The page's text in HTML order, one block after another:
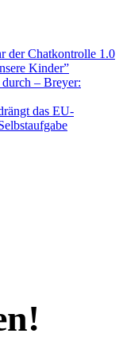
der Chatkontrolle 1.0
Kinder”
– Breyer:
das EU-